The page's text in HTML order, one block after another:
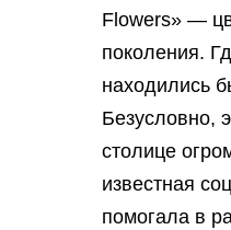
Flowers» —
поколения.
находились
Безусловно,
столице
известная
помогала в